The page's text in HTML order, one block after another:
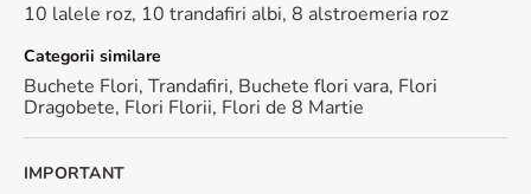
10 lalele roz, 10 trandafiri albi, 8 alstroemeria roz
Categorii similare
Buchete Flori, Trandafiri, Buchete flori vara, Flori
Dragobete, Flori Florii, Flori de 8 Martie
IMPORTANT